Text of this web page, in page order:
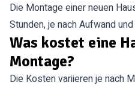
Die Montage einer neuen
Stunden, je nach Aufwand
Was kostet eine
Montage?
Die Kosten variieren je nach